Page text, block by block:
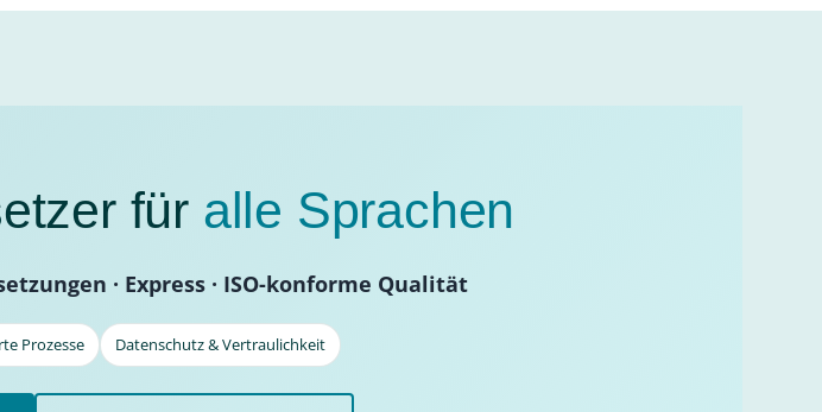
für alle Sprachen
· Express · ISO-konforme Qualität
Prozesse Datenschutz & Vertraulichkeit